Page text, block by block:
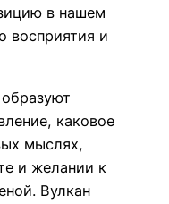
в нашем
восприятия и
каковое
мыслях,
и желании к
Вулкан